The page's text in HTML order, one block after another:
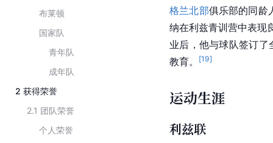
布莱顿
国家队
青年队
成年队
2 获得荣誉
2.1 团队荣誉
个人荣誉
格兰北部俱乐部的同龄
纳在利兹青训营中表现
业后，他与球队签订
教育。
[19]
运动生涯
利兹联